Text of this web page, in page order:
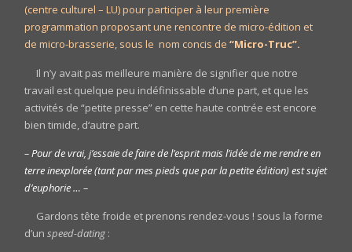
(centre culturel – LU) pour participer à leur première
programmation proposant une rencontre de micro-édition et
de micro-brasserie, sous le nom concis de“Micro-Truc”.
Il n’y avait pas meilleure manière de signifier que notre
travail est quelque peu indéfinissable d’une part, et que les
activités de “petite presse” en cette haute contrée est encore
bien timide, d‘autre part.
– Pour de vrai, j’essaie de faire de l’esprit mais l’idée de me rendre en
terre inexplorée (tant par mes pieds que par la petite édition) est sujet
d’euphorie … –
Gardons tête froide et prenons rendez-vous ! sous la forme
d’unspeed-dating :